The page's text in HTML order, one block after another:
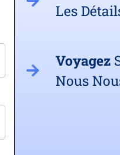
Les
Voyagez
Nous